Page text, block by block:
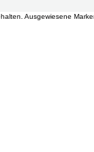
Ausgewiesene